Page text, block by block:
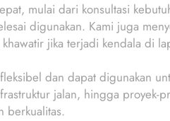
mulai dari konsultasi
digunakan. Kami juga
jika terjadi kendala di
dan dapat digunakan
jalan, hingga proyek-
berkualitas.